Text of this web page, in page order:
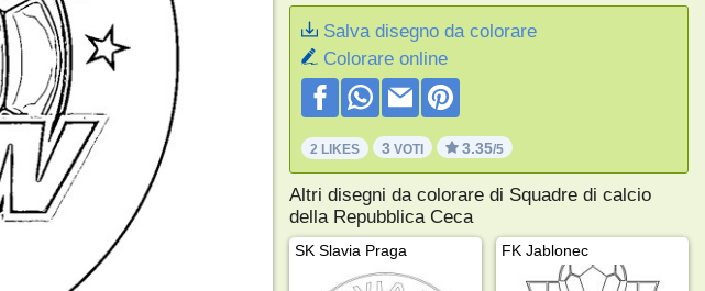
Salva disegno da colorare
Colorare online
2 LIKES 3 VOTI 3.35/5
Altri disegni da colorare di Squadre di calcio
della Repubblica Ceca
SK Slavia Praga FK Jablonec